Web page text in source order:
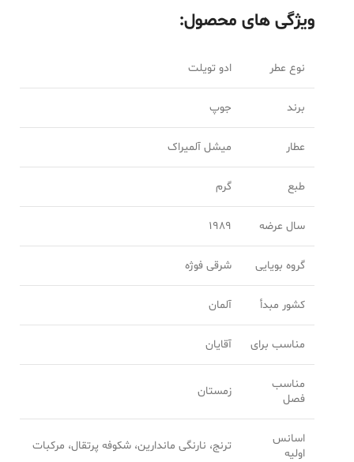
ویژگی های محصول:
نوع عطر ادو تویلت
برند جوپ
عطار میشل آلمیراک
طبع گرم
سال عرضه 1989
گروه بویایی شرقی فوژه
کشور مبدأ آلمان
مناسب برای آقایان
مناسب
فصل
زمستان
اسانس
اولیه
ترنج، نارنگی ماندارین، شکوفه پرتقال، مرکبات